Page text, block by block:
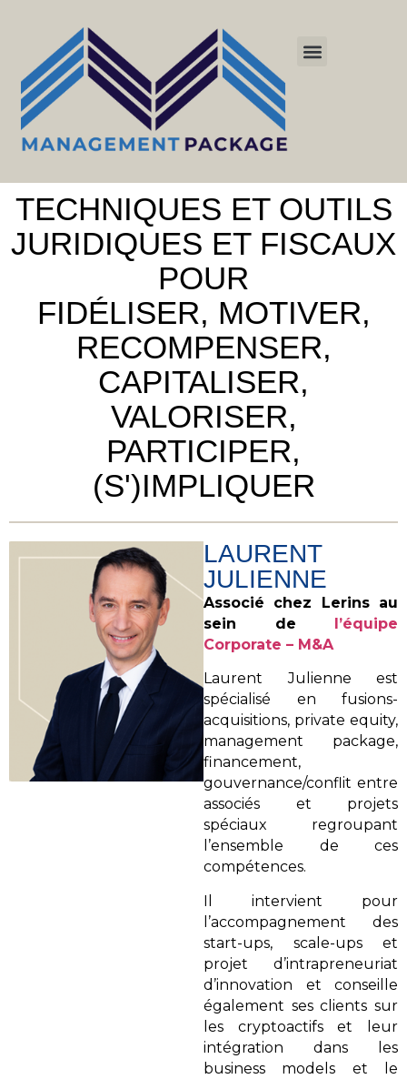
TECHNIQUES ET OUTILS
JURIDIQUES ET FISCAUX
POUR
FIDÉLISER, MOTIVER,
RECOMPENSER,
CAPITALISER,
VALORISER,
PARTICIPER,
(S')IMPLIQUER
LAURENT
JULIENNE
Associé chez Lerins au
sein de l’équipe
Corporate – M&A
Laurent Julienne est
spécialisé en fusions-
acquisitions, private equity,
management package,
financement,
gouvernance/conflit entre
associés et projets
spéciaux regroupant
l’ensemble de ces
compétences.
Il intervient pour
l’accompagnement des
start-ups, scale-ups et
projet d’intrapreneuriat
d’innovation et conseille
également ses clients sur
les cryptoactifs et leur
intégration dans les
business models et le